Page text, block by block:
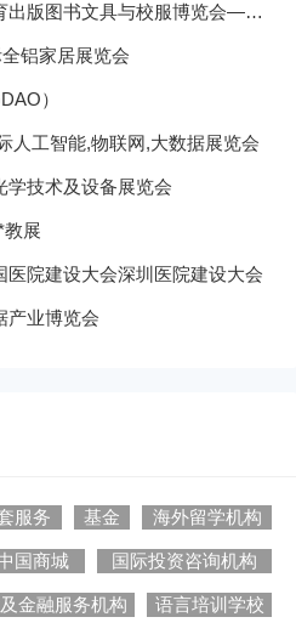
图书文具与校服博览会—成渝双城展
铝家居展览会
）
人工智能,物联网,大数据展览会
学技术及设备展览会
教展
医院建设大会深圳医院建设大会
产业博览会
服务 基金 海外留学机构
国商城 国际投资咨询机构
金融服务机构 语言培训学校